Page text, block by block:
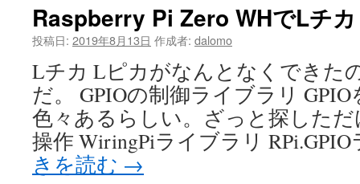
Raspberry Pi Zero WHでLチ
投稿日: 2019年8月13日 作成者: dalomo
Lチカ Lピカがなんとなくできた
だ。 GPIOの制御ライブラリ
色々あるらしい。ざっと探しただ
操作 WiringPiライブラリ
きを読む →